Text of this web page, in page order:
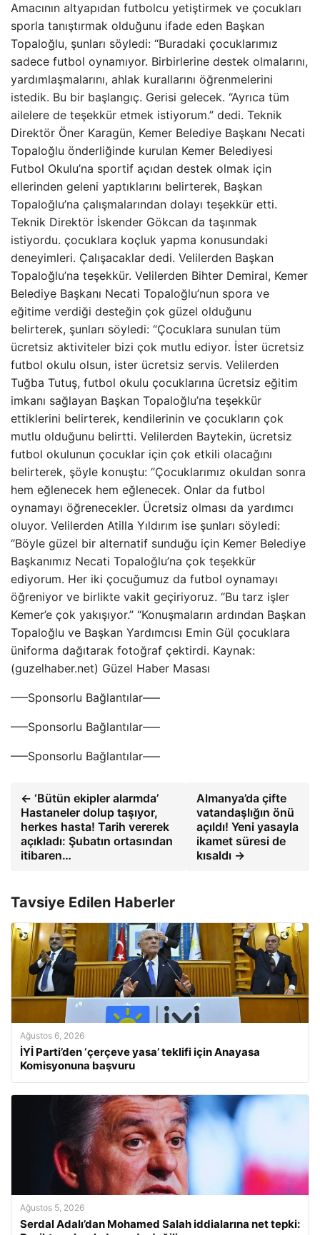
Amacının altyapıdan futbolcu yetiştirmek ve çocukları
sporla tanıştırmak olduğunu ifade eden Başkan
Topaloğlu, şunları söyledi: “Buradaki çocuklarımız
sadece futbol oynamıyor. Birbirlerine destek olmalarını,
yardımlaşmalarını, ahlak kurallarını öğrenmelerini
istedik. Bu bir başlangıç. Gerisi gelecek. “Ayrıca tüm
ailelere de teşekkür etmek istiyorum.” dedi. Teknik
Direktör Öner Karagün, Kemer Belediye Başkanı Necati
Topaloğlu önderliğinde kurulan Kemer Belediyesi
Futbol Okulu’na sportif açıdan destek olmak için
ellerinden geleni yaptıklarını belirterek, Başkan
Topaloğlu’na çalışmalarından dolayı teşekkür etti.
Teknik Direktör İskender Gökcan da taşınmak
istiyordu. çocuklara koçluk yapma konusundaki
deneyimleri. Çalışacaklar dedi. Velilerden Başkan
Topaloğlu’na teşekkür. Velilerden Bihter Demiral, Kemer
Belediye Başkanı Necati Topaloğlu’nun spora ve
eğitime verdiği desteğin çok güzel olduğunu
belirterek, şunları söyledi: “Çocuklara sunulan tüm
ücretsiz aktiviteler bizi çok mutlu ediyor. İster ücretsiz
futbol okulu olsun, ister ücretsiz servis. Velilerden
Tuğba Tutuş, futbol okulu çocuklarına ücretsiz eğitim
imkanı sağlayan Başkan Topaloğlu’na teşekkür
ettiklerini belirterek, kendilerinin ve çocukların çok
mutlu olduğunu belirtti. Velilerden Baytekin, ücretsiz
futbol okulunun çocuklar için çok etkili olacağını
belirterek, şöyle konuştu: “Çocuklarımız okuldan sonra
hem eğlenecek hem eğlenecek. Onlar da futbol
oynamayı öğrenecekler. Ücretsiz olması da yardımcı
oluyor. Velilerden Atilla Yıldırım ise şunları söyledi:
“Böyle güzel bir alternatif sunduğu için Kemer Belediye
Başkanımız Necati Topaloğlu’na çok teşekkür
ediyorum. Her iki çocuğumuz da futbol oynamayı
öğreniyor ve birlikte vakit geçiriyoruz. “Bu tarz işler
Kemer’e çok yakışıyor.” “Konuşmaların ardından Başkan
Topaloğlu ve Başkan Yardımcısı Emin Gül çocuklara
üniforma dağıtarak fotoğraf çektirdi. Kaynak:
(guzelhaber.net) Güzel Haber Masası
—–Sponsorlu Bağlantılar—–
—–Sponsorlu Bağlantılar—–
—–Sponsorlu Bağlantılar—–
← ‘Bütün ekipler alarmda’
Hastaneler dolup taşıyor,
herkes hasta! Tarih vererek
açıkladı: Şubatın ortasından
itibaren…
Almanya’da çifte
vatandaşlığın önü
açıldı! Yeni yasayla
ikamet süresi de
kısaldı →
Tavsiye Edilen Haberler
Ağustos 6, 2026
İYİ Parti’den ‘çerçeve yasa’ teklifi için Anayasa
Komisyonuna başvuru
Ağustos 5, 2026
Serdal Adalı’dan Mohamed Salah iddialarına net tepki: